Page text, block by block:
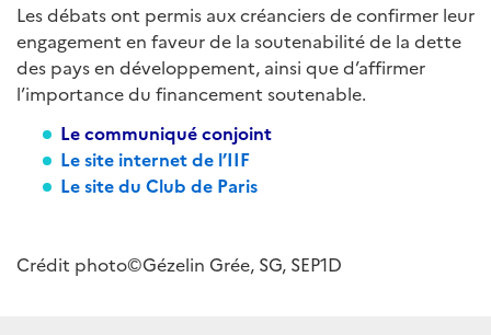
Les débats ont permis aux créanciers de confirmer leur
engagement en faveur de la soutenabilité de la dette
des pays en développement, ainsi que d’affirmer
l’importance du financement soutenable.
Le communiqué conjoint
Le site internet de l’IIF
Le site du Club de Paris
Crédit photo©Gézelin Grée, SG, SEP1D